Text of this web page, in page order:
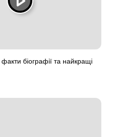
біографії та найкращі